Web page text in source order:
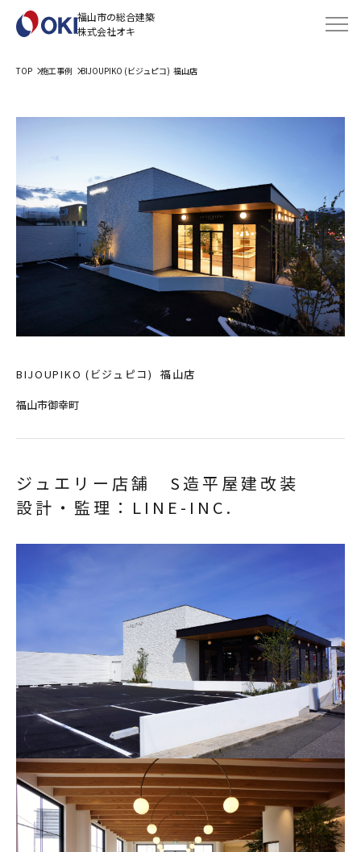
福山市の総合建築
株式会社オキ
TOP 施工事例 BIJOUPIKO (ビジュピコ) 福山店
BIJOUPIKO (ビジュピコ) 福山店
福山市御幸町
ジュエリー店舗 S造平屋建改装
設計・監理：LINE-INC.